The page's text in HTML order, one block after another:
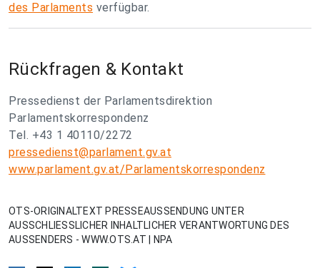
des Parlaments verfügbar.
Rückfragen & Kontakt
Pressedienst der Parlamentsdirektion
Parlamentskorrespondenz
Tel. +43 1 40110/2272
pressedienst@parlament.gv.at
www.parlament.gv.at/Parlamentskorrespondenz
OTS-ORIGINALTEXT PRESSEAUSSENDUNG UNTER
AUSSCHLIESSLICHER INHALTLICHER VERANTWORTUNG DES
AUSSENDERS - WWW.OTS.AT | NPA